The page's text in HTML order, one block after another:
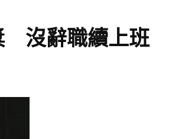
沒辭職續上班